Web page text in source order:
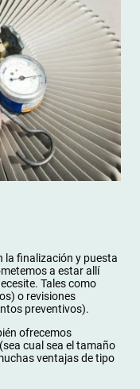
la finalización y puesta
a estar allí
Tales como
o revisiones
preventivos).
ofrecemos
cual sea el tamaño
ventajas de tipo